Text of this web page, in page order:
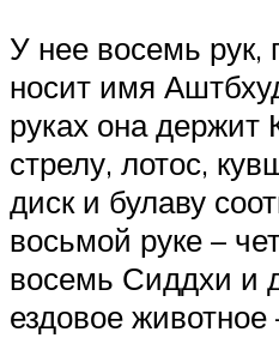
У нее восемь рук,
носит имя
руках она держит
стрелу, лотос,
диск и булаву
восьмой руке –
восемь Сиддхи и
ездовое животное